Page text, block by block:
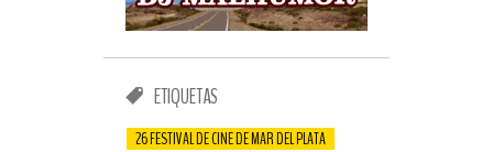
ETIQUETAS
26 FESTIVAL DE CINE DE MAR DEL PLATA